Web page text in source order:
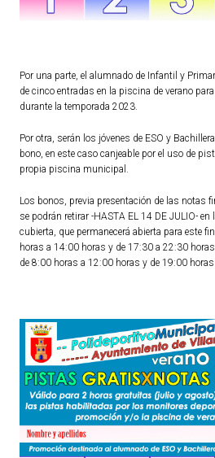
Servicios Provinciales
TURISMO
Historia
Qué ver
Fiestas
Gastronomía
Dónde dormir
Dónde comer
Entorno
Callejero
HORARIOS
PUBLICACIONES
Por una parte, el alumnado de Infantil y
de cinco entradas en la piscina de verano
durante la temporada 2023.
Por otra, serán los jóvenes de ESO y
bono, en este caso canjeable por el uso de
propia piscina municipal.
Los bonos, previa presentación de las notas
se podrán retirar -HASTA EL 14 DE JULIO-
cubierta, que permanecerá abierta para este
horas a 14:00 horas y de 17:30 a 22:30
de 8:00 horas a 12:00 horas y de 19:00